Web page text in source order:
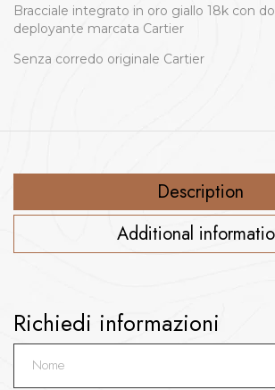
Bracciale integrato in oro giallo 18k con
deployante marcata Cartier
Senza corredo originale Cartier
Description
Additional
Richiedi informazioni